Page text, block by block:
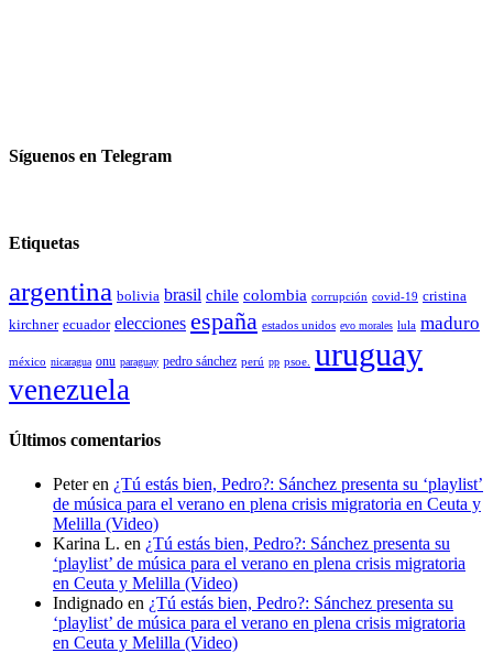
Síguenos en Telegram
Etiquetas
argentina bolivia brasil chile colombia corrupción covid-19 cristina
kirchner ecuador elecciones españa estados unidos evo morales lula maduro
méxico nicaragua onu paraguay pedro sánchez perú pp psoe. uruguay
venezuela
Últimos comentarios
Peteren ¿Tú estás bien, Pedro?: Sánchez presenta su ‘playlist’
de música para el verano en plena crisis migratoria en Ceuta y
Melilla (Video)
Karina L. en ¿Tú estás bien, Pedro?: Sánchez presenta su
‘playlist’ de música para el verano en plena crisis migratoria
en Ceuta y Melilla (Video)
Indignado en ¿Tú estás bien, Pedro?: Sánchez presenta su
‘playlist’ de música para el verano en plena crisis migratoria
en Ceuta y Melilla (Video)